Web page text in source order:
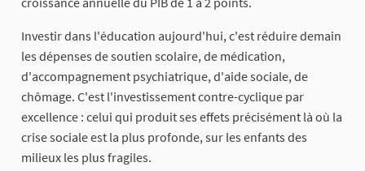
Investir dans l'éducation aujourd'hui, c'est réduire demain
les dépenses de soutien scolaire, de médication,
d'accompagnement psychiatrique, d'aide sociale, de
chômage. C'est l'investissement contre-cyclique par
excellence : celui qui produit ses effets précisément là où la
crise sociale est la plus profonde, sur les enfants des
milieux les plus fragiles.